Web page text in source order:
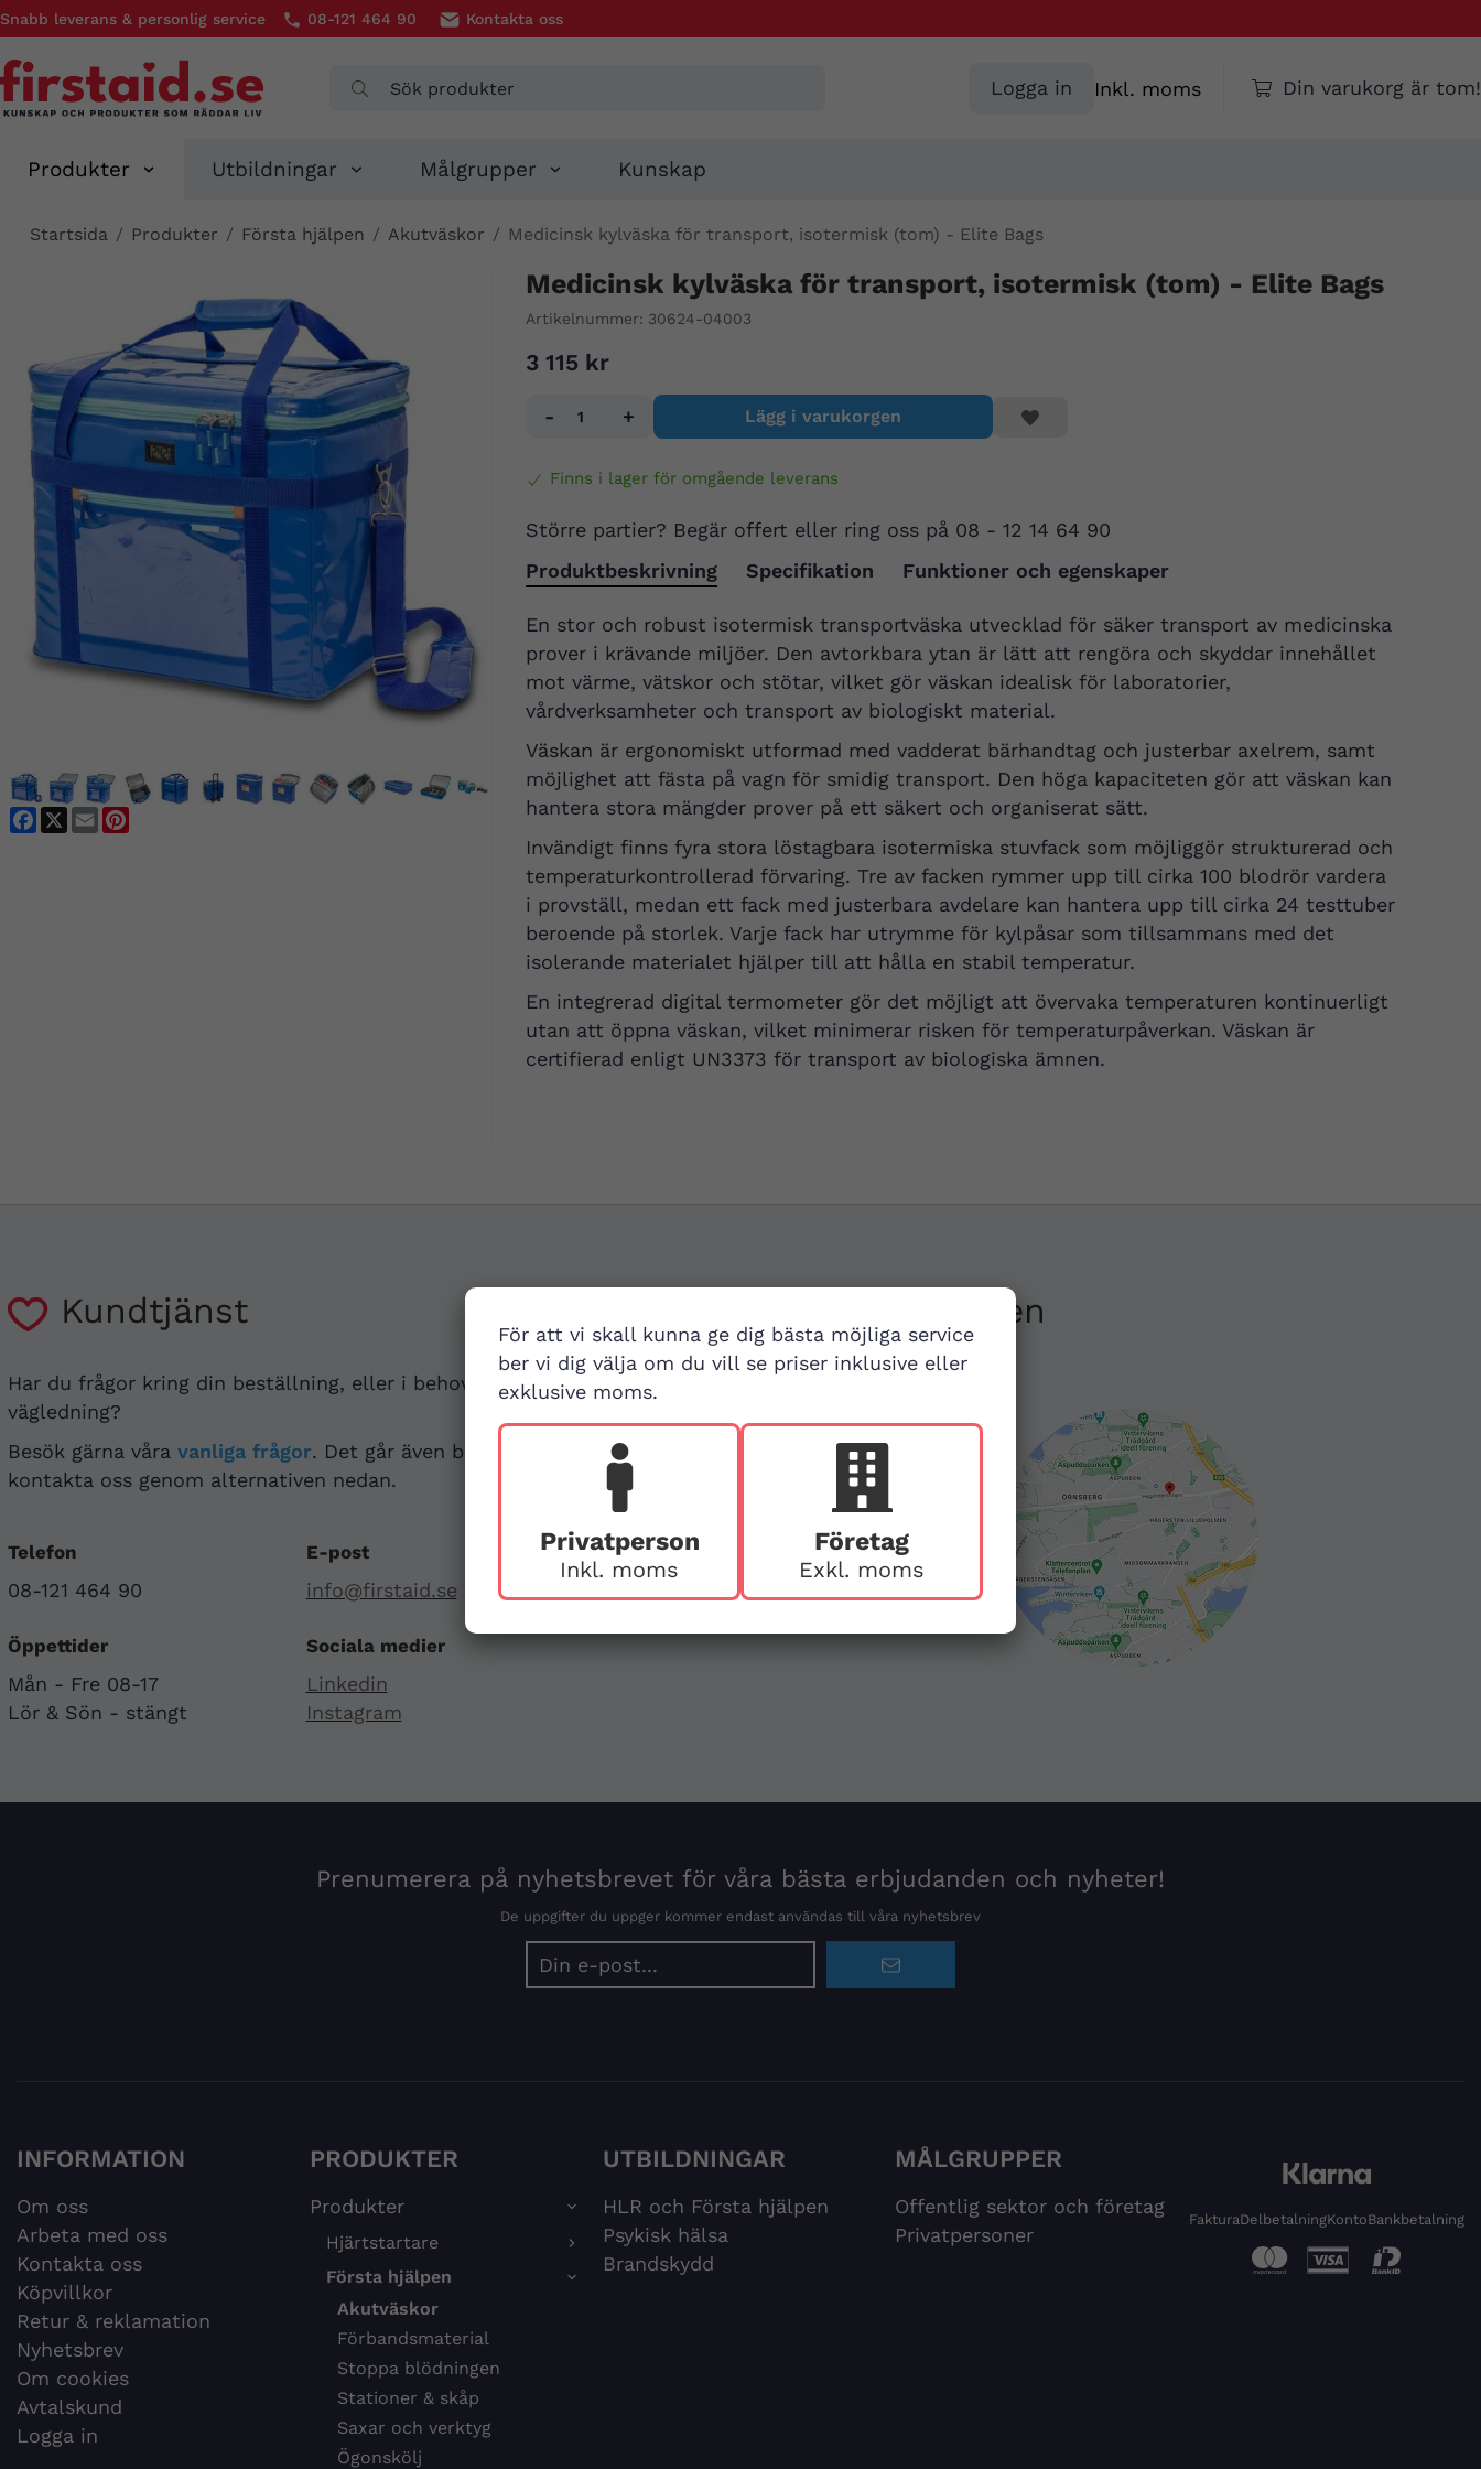
För att vi skall kunna ge dig bästa möjliga service
ber vi dig välja om du vill se priser inklusive eller
exklusive moms.
Privatperson
Inkl. moms
Företag
Exkl. moms
Snabb leverans & personlig service 08-121 464 90 Kontakta oss
Logga in
Välj
Din varukorg är tom!
Produkter Utbildningar Målgrupper Kunskap
Startsida / Produkter / Första hjälpen / Akutväskor / Medicinsk kylväska för transport, isotermisk (tom) - Elite Bags
Facebook
X Email
Medicinsk kylväska för transport, isotermisk (tom) - Elite Bags
Artikelnummer: 30624-04003
3 115 kr
- + Lägg i varukorgen
Finns i lager för omgående leverans
Större partier? Begär offert eller ring oss på 08 - 12 14 64 90
Produktbeskrivning
Specifikation Funktioner och egenskaper
En stor och robust isotermisk transportväska utvecklad för säker transport av medicinska
prover i krävande miljöer. Den avtorkbara ytan är lätt att rengöra och skyddar innehållet
mot värme, vätskor och stötar, vilket gör väskan idealisk för laboratorier,
vårdverksamheter och transport av biologiskt material.
Väskan är ergonomiskt utformad med vadderat bärhandtag och justerbar axelrem, samt
möjlighet att fästa på vagn för smidig transport. Den höga kapaciteten gör att väskan kan
hantera stora mängder prover på ett säkert och organiserat sätt.
Invändigt finns fyra stora löstagbara isotermiska stuvfack som möjliggör strukturerad och
temperaturkontrollerad förvaring. Tre av facken rymmer upp till cirka 100 blodrör vardera
i provställ, medan ett fack med justerbara avdelare kan hantera upp till cirka 24 testtuber
beroende på storlek. Varje fack har utrymme för kylpåsar som tillsammans med det
isolerande materialet hjälper till att hålla en stabil temperatur.
En integrerad digital termometer gör det möjligt att övervaka temperaturen kontinuerligt
utan att öppna väskan, vilket minimerar risken för temperaturpåverkan. Väskan är
certifierad enligt UN3373 för transport av biologiska ämnen.
Kundtjänst
Har du frågor kring din beställning, eller i behov av
vägledning?
Besök gärna våra vanliga frågor. Det går även bra att
kontakta oss genom alternativen nedan.
Telefon
08-121 464 90
E-post
info@firstaid.se
Öppettider
Mån - Fre 08-17
Lör & Sön - stängt
Sociala medier
Linkedin
Instagram
Besök butiken
126 48 Hägersten,
Stockholm
Ring före vid besök
Prenumerera på nyhetsbrevet för våra bästa erbjudanden och nyheter!
De uppgifter du uppger kommer endast användas till våra nyhetsbrev
postadress
INFORMATION
Om oss
Arbeta med oss
Kontakta oss
Köpvillkor
Retur & reklamation
Nyhetsbrev
Om cookies
Avtalskund
Logga in
PRODUKTER
Produkter
Hjärtstartare
Första hjälpen
Akutväskor
Förbandsmaterial
Stoppa blödningen
Stationer & skåp
Saxar och verktyg
Ögonskölj
UTBILDNINGAR
HLR och Första hjälpen
Psykisk hälsa
Brandskydd
MÅLGRUPPER
Offentlig sektor och företag
Privatpersoner
FakturaDelbetalningKontoBankbetalning